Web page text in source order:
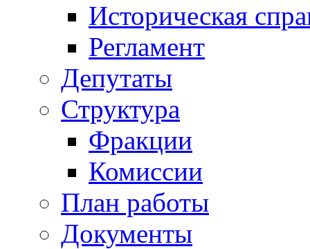
Историческая
Регламент
Депутаты
Структура
Фракции
Комиссии
План работы
Документы